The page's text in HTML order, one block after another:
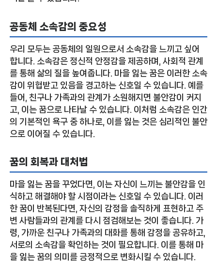
공동체 소속감의 중요성
우리 모두는 공동체의 일원으로서 소속감을 느끼고 싶어
합니다. 소속감은 정신적 안정감을 제공하며, 사회적 관계
를 통해 삶의 질을 높여줍니다. 마을 잃는 꿈은 이러한 소속
감이 위협받고 있음을 경고하는 신호일 수 있습니다. 예를
들어, 친구나 가족과의 관계가 소원해지면 불안감이 커지
고, 이는 꿈으로 나타날 수 있습니다. 이처럼 소속감은 인간
의 기본적인 욕구 중 하나로, 이를 잃는 것은 심리적인 불안
으로 이어질 수 있습니다.
꿈의 회복과 대처법
마을 잃는 꿈을 꾸었다면, 이는 자신이 느끼는 불안감을 인
식하고 해결해야 할 시점이라는 신호일 수 있습니다. 이러
한 꿈이 반복된다면, 자신의 감정을 솔직하게 표현하고 주
변 사람들과의 관계를 다시 점검해보는 것이 좋습니다. 가
령, 가까운 친구나 가족과의 대화를 통해 감정을 공유하고,
서로의 소속감을 확인하는 것이 필요합니다. 이를 통해 마
을 잃는 꿈의 의미를 긍정적으로 변화시킬 수 있습니다.